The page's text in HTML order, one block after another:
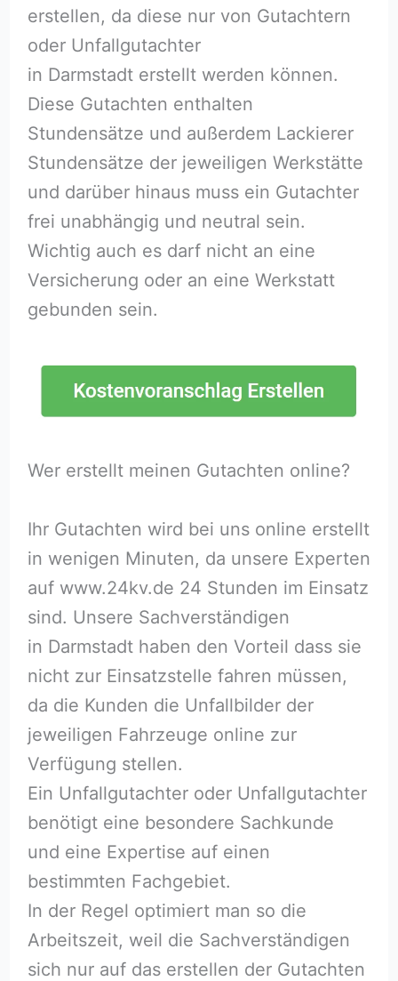
erstellen, da diese nur von Gutachtern
oder Unfallgutachter
in Darmstadt erstellt werden können.
Diese Gutachten enthalten
Stundensätze und außerdem Lackierer
Stundensätze der jeweiligen Werkstätte
und darüber hinaus muss ein Gutachter
frei unabhängig und neutral sein.
Wichtig auch es darf nicht an eine
Versicherung oder an eine Werkstatt
gebunden sein.
Wer erstellt meinen Gutachten online?
Ihr Gutachten wird bei uns online erstellt
in wenigen Minuten, da unsere Experten
auf www.24kv.de 24 Stunden im Einsatz
sind. Unsere Sachverständigen
in Darmstadt haben den Vorteil dass sie
nicht zur Einsatzstelle fahren müssen,
da die Kunden die Unfallbilder der
jeweiligen Fahrzeuge online zur
Verfügung stellen.
Ein Unfallgutachter oder Unfallgutachter
benötigt eine besondere Sachkunde
und eine Expertise auf einen
bestimmten Fachgebiet.
In der Regel optimiert man so die
Arbeitszeit, weil die Sachverständigen
sich nur auf das erstellen der Gutachten